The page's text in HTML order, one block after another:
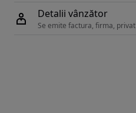
Detalii vânzător
Se emite factura, firma, privat